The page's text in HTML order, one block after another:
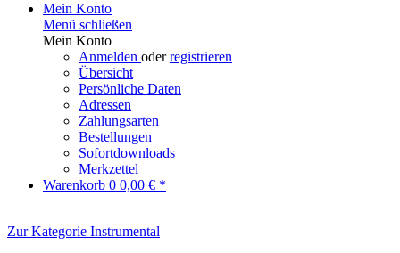
Mein Konto
Menü schließen
Mein Konto
Anmelden oderregistrieren
Übersicht
Persönliche Daten
Adressen
Zahlungsarten
Bestellungen
Sofortdownloads
Merkzettel
Warenkorb 0 0,00 € *
Zur Kategorie Instrumental